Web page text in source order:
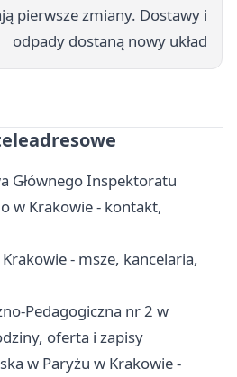
pierwsze zmiany. Dostawy i
odpady dostaną nowy układ
Głównego Inspektoratu
w Krakowie - kontakt,
- msze, kancelaria,
Pedagogiczna nr 2 w
oferta i zapisy
w Paryżu w Krakowie -